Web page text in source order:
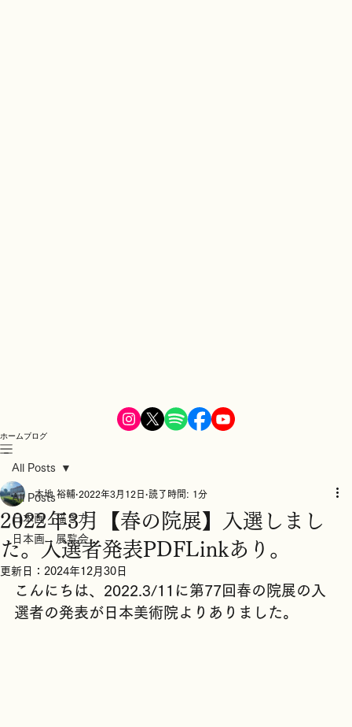
ホームブログ
All Posts
日本画 描き方
日本画 展覧会
All Posts
2022年3月【春の院展】入選しまし
た。入選者発表PDFLinkあり。
本地 裕輔 2022年3月12日 読了時間: 1分
更新日： 2024年12月30日
こんにちは、2022.3/11に第77回春の院展の入